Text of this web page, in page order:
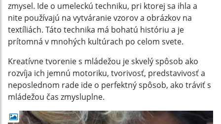
zmysel. Ide o umeleckú techniku, pri ktorej sa ihla a
nite používajú na vytváranie vzorov a obrázkov na
textíliách. Táto technika má bohatú históriu a je
prítomná v mnohých kultúrach po celom svete.
Kreatívne tvorenie s mládežou je skvelý spôsob ako
rozvíja ich jemnú motoriku, tvorivosť, predstavivosť a
neposlednom rade ide o perfektný spôsob, ako tráviť s
mládežou čas zmysluplne.